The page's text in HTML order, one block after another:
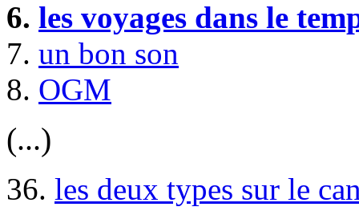
6. les voyages dans le
7. un bon son
8. OGM
(...)
36. les deux types sur le